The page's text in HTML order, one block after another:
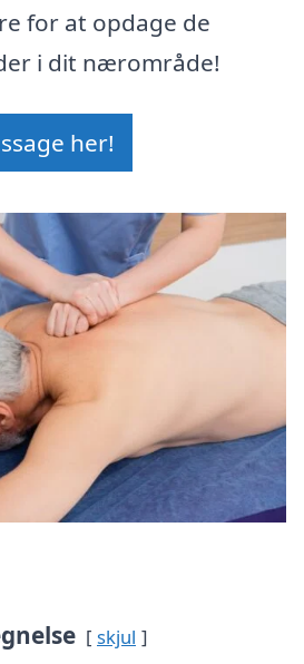
for at opdage de
i dit nærområde!
her!
skjul